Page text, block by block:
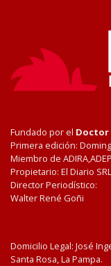
Fundado por el Doctor
Primera edición:
Miembro de
Propietario: El Diario SRL
Director Periodístico:
Walter René Goñi
Domicilio Legal: José
Santa Rosa, La Pampa.